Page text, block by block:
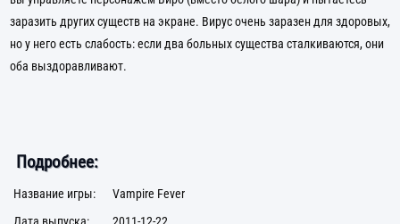
заразить других существ на экране. Вирус очень заразен для здоровых,
но у него есть слабость: если два больных существа сталкиваются, они
оба выздоравливают.
Подробнее:
Название игры:
Vampire Fever